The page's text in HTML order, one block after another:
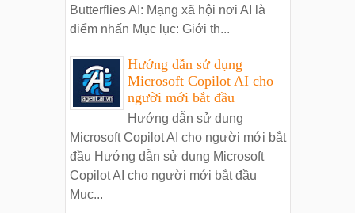
Butterflies AI: Mạng xã hội nơi AI là
điểm nhấn Mục lục: Giới th...
Hướng dẫn sử dụng
Microsoft Copilot AI cho
người mới bắt đầu
Hướng dẫn sử dụng
Microsoft Copilot AI cho người mới bắt
đầu Hướng dẫn sử dụng Microsoft
Copilot AI cho người mới bắt đầu
Mục...